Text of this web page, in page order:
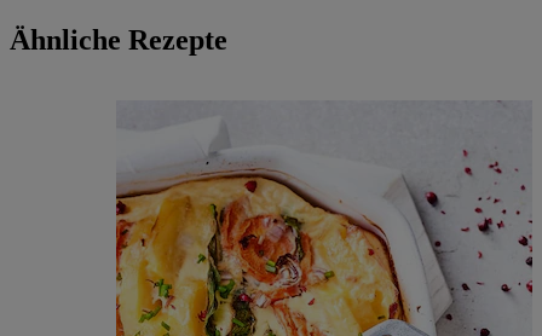
Ähnliche Rezepte